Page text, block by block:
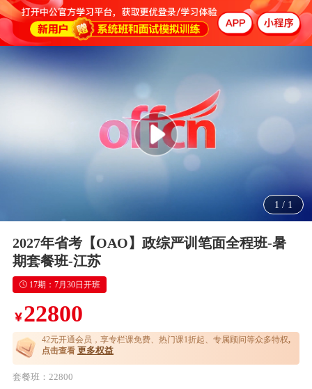
1 / 1
2027年省考【OAO】政综严训笔面全程班-暑
期套餐班-江苏
17期：7月30日开班
￥22800
42元开通会员，享专栏课免费、热门课1折起、专属顾问等众多特权,
点击查看 更多权益
套餐班：22800